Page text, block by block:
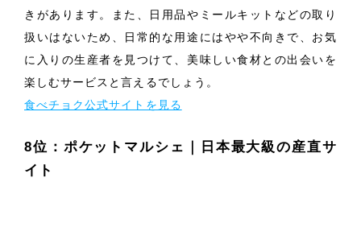
きがあります。また、日用品やミールキットなどの取り
扱いはないため、日常的な用途にはやや不向きで、お気
に入りの生産者を見つけて、美味しい食材との出会いを
楽しむサービスと言えるでしょう。
食べチョク公式サイトを見る
8位：ポケットマルシェ｜日本最大級の産直サ
イト